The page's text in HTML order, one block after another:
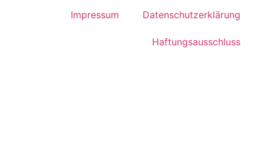
Impressum Datenschutzerklärung
Haftungsausschluss